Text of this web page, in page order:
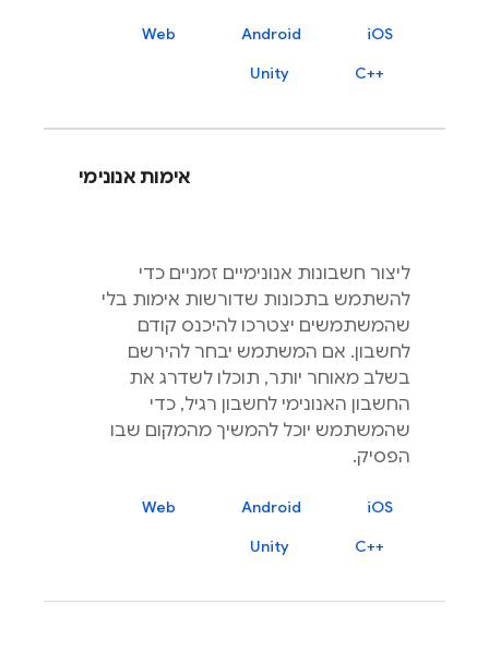
iOS
Android
Web
C++‎
Unity
אימות אנונימי
ליצור חשבונות אנונימיים זמניים כדי
להשתמש בתכונות שדורשות אימות בלי
שהמשתמשים יצטרכו להיכנס קודם
לחשבון. אם המשתמש יבחר להירשם
בשלב מאוחר יותר, תוכלו לשדרג את
החשבון האנונימי לחשבון רגיל, כדי
שהמשתמש יוכל להמשיך מהמקום שבו
הפסיק.
iOS
Android
Web
C++‎
Unity